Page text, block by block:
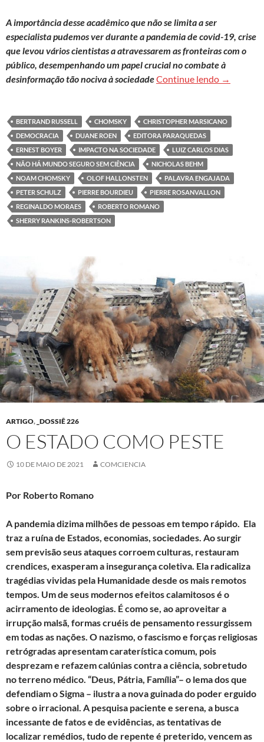
A importância desse acadêmico que não se limita a ser
especialista pudemos ver durante a pandemia de covid-19, crise
que levou vários cientistas a atravessarem as fronteiras com o
público, desempenhando um papel crucial no combate à
desinformação tão nociva à sociedadeContinue lendo O ocaso
→
BERTRAND RUSSELL CHOMSKY
CHRISTOPHER MARSICANO
DEMOCRACIA
DUANE ROEN
EDITORA PARAQUEDAS
ERNEST BOYER
IMPACTO NA SOCIEDADE
LUIZ CARLOS DIAS
NÃO HÁ MUNDO SEGURO SEM CIÊNCIA
NICHOLAS BEHM
NOAM CHOMSKY
OLOF HALLONSTEN
PALAVRA ENGAJADA
PETER SCHULZ
PIERRE BOURDIEU
PIERRE ROSANVALLON
REGINALDO MORAES
ROBERTO ROMANO
SHERRY RANKINS-ROBERTSON
ARTIGO, _DOSSIÊ 226
O ESTADO COMO PESTE
10 DE MAIO DE 2021 COMCIENCIA
Por Roberto Romano
A pandemia dizima milhões de pessoas em tempo rápido. Ela
traz a ruína de Estados, economias, sociedades. Ao surgir
sem previsão seus ataques corroem culturas, restauram
crendices, exasperam a insegurança coletiva. Ela radicaliza
tragédias vividas pela Humanidade desde os mais remotos
tempos. Um de seus modernos efeitos calamitosos é o
acirramento de ideologias. É como se, ao aproveitar a
irrupção malsã, formas cruéis de pensamento ressurgissem
em todas as nações. O nazismo, o fascismo e forças religiosas
retrógradas apresentam caraterística comum, pois
desprezam e refazem calúnias contra a ciência, sobretudo
no terreno médico. “Deus, Pátria, Família”– o lema dos que
defendiam o Sigma – ilustra a nova guinada do poder erguido
sobre o irracional. A pesquisa paciente e serena, a busca
incessante de fatos e de evidências, as tentativas de
localizar remédios, tudo de repente é preterido, vencem as